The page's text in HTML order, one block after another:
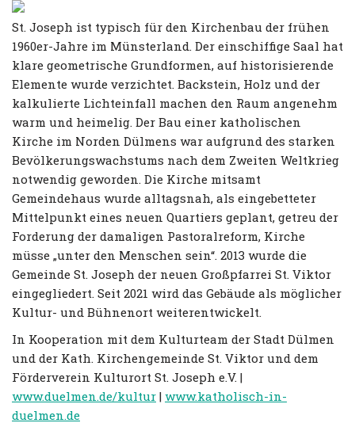
St. Joseph ist typisch für den Kirchenbau der frühen
1960er-Jahre im Münsterland. Der einschiffige Saal hat
klare geometrische Grundformen, auf historisierende
Elemente wurde verzichtet. Backstein, Holz und der
kalkulierte Lichteinfall machen den Raum angenehm
warm und heimelig. Der Bau einer katholischen
Kirche im Norden Dülmens war aufgrund des starken
Bevölkerungswachstums nach dem Zweiten Weltkrieg
notwendig geworden. Die Kirche mitsamt
Gemeindehaus wurde alltagsnah, als eingebetteter
Mittelpunkt eines neuen Quartiers geplant, getreu der
Forderung der damaligen Pastoralreform, Kirche
müsse „unter den Menschen sein“. 2013 wurde die
Gemeinde St. Joseph der neuen Großpfarrei St. Viktor
eingegliedert. Seit 2021 wird das Gebäude als möglicher
Kultur- und Bühnenort weiterentwickelt.
In Kooperation mit dem Kulturteam der Stadt Dülmen
und der Kath. Kirchengemeinde St. Viktor und dem
Förderverein Kulturort St. Joseph e.V. |
www.duelmen.de/kultur | www.katholisch-in-
duelmen.de